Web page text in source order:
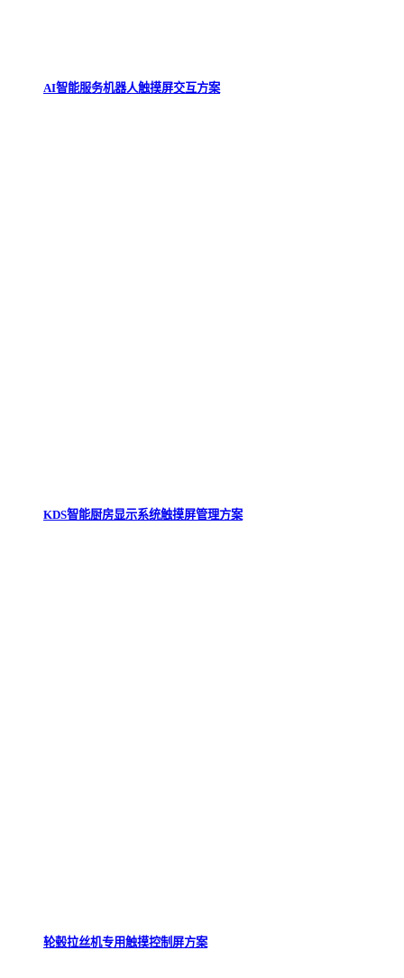
AI智能服务机器人触摸屏交互方案
KDS智能厨房显示系统触摸屏管理方案
轮毂拉丝机专用触摸控制屏方案